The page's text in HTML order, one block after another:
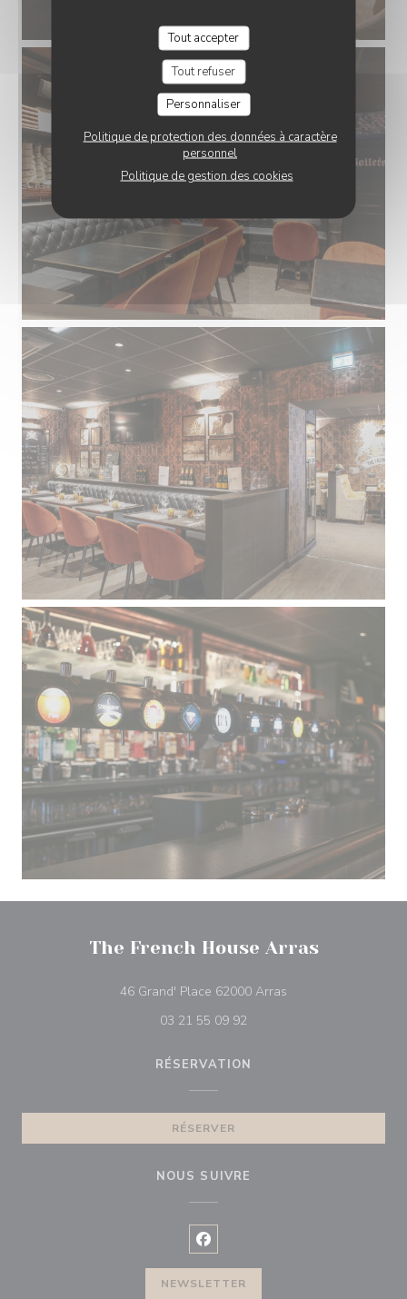
Tout accepter
Tout refuser
Personnaliser
Politique de protection des données à caractère
personnel
Politique de gestion des cookies
The French House Arras
46 Grand' Place 62000 Arras
03 21 55 09 92
RÉSERVATION
RÉSERVER
NOUS SUIVRE
Facebook ((ouvre une nouvelle
NEWSLETTER